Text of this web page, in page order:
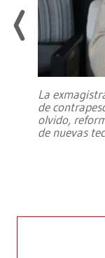
La
de
olvido,
de nuevas